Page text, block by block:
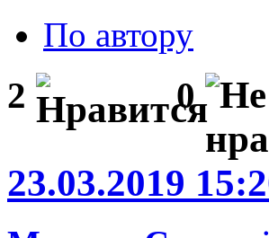
По автору
2 0
23.03.2019